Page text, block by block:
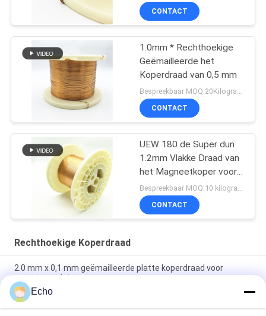
CONTACT
1.0mm * Rechthoekige
Geëmailleerde het
Koperdraad van 0,5 mm
Bespreekbaar MOQ:20Kilogram/Kilograms
CONTACT
UEW 180 de Super dun
1.2mm Vlakke Draad van
het Magneetkoper voor
het Winden
CONTACT
Rechthoekige Koperdraad
2.0 mm x 0,1 mm geëmailleerde platte koperdraad voor
energievoertuigen
Super 1,8 mmx0,2 mm UL AIW Emaillebedekte koperen platte
draad voor motor
Echo